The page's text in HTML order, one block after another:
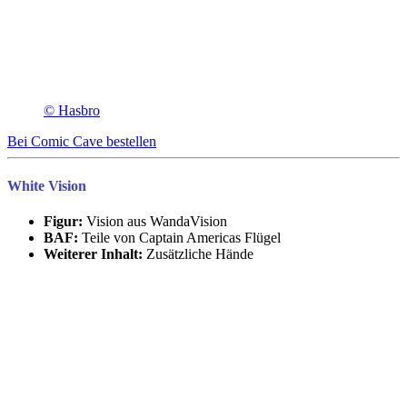
© Hasbro
Bei Comic Cave bestellen
White Vision
Figur: Vision aus WandaVision
BAF: Teile von Captain Americas Flügel
Weiterer Inhalt: Zusätzliche Hände